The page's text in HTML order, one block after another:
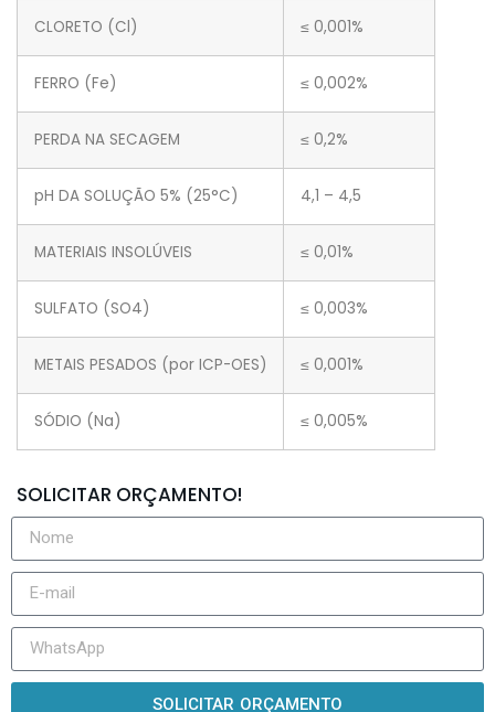
CLORETO (Cl) ≤ 0,001%
FERRO (Fe) ≤ 0,002%
PERDA NA SECAGEM ≤ 0,2%
pH DA SOLUÇÃO 5% (25°C) 4,1 – 4,5
MATERIAIS INSOLÚVEIS ≤ 0,01%
SULFATO (SO4) ≤ 0,003%
METAIS PESADOS (por ICP-OES) ≤ 0,001%
SÓDIO (Na) ≤ 0,005%
SOLICITAR ORÇAMENTO!
SOLICITAR ORÇAMENTO